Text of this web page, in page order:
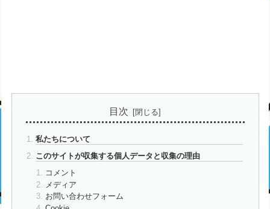
目次
私たちについて
このサイトが収集する個人データと収集の理由
コメント
メディア
お問い合わせフォーム